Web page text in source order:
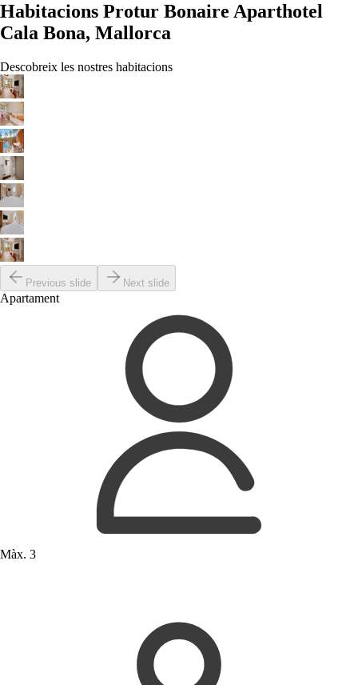
Habitacions Protur Bonaire Aparthotel
Cala Bona, Mallorca
Descobreix les nostres habitacions
Previous slide Next slide
Apartament
Màx. 3